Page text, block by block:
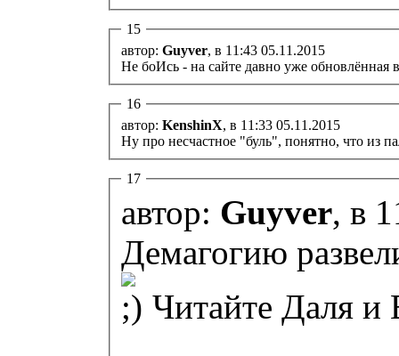
15
автор: Guyver, в 11:43 05.11.2015
Не боИсь - на сайте давно уже обновлённая
16
автор: KenshinX, в 11:33 05.11.2015
Ну про несчастное "буль", понятно, что из
17
автор: Guyver, в
Демагогию
Читайте Даля и